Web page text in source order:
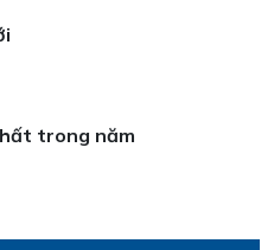
trong năm